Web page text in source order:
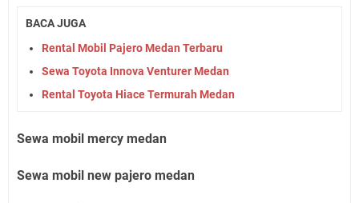
BACA JUGA
Rental Mobil Pajero Medan Terbaru
Sewa Toyota Innova Venturer Medan
Rental Toyota Hiace Termurah Medan
Sewa mobil mercy medan
Sewa mobil new pajero medan